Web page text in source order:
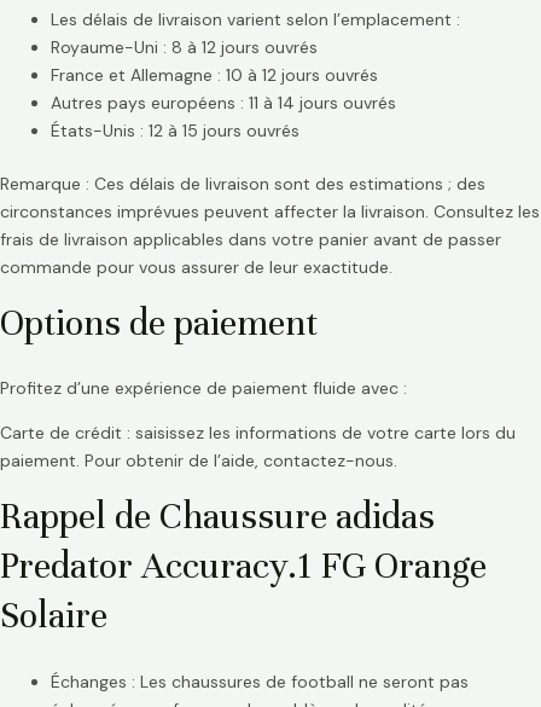
Les délais de livraison varient selon l’emplacement :
Royaume-Uni : 8 à 12 jours ouvrés
France et Allemagne : 10 à 12 jours ouvrés
Autres pays européens : 11 à 14 jours ouvrés
États-Unis : 12 à 15 jours ouvrés
Remarque : Ces délais de livraison sont des estimations ; des
circonstances imprévues peuvent affecter la livraison. Consultez les
frais de livraison applicables dans votre panier avant de passer
commande pour vous assurer de leur exactitude.
Options de paiement
Profitez d’une expérience de paiement fluide avec :
Carte de crédit : saisissez les informations de votre carte lors du
paiement. Pour obtenir de l’aide, contactez-nous.
Rappel de Chaussure adidas
Predator Accuracy.1 FG Orange
Solaire
Échanges : Les chaussures de football ne seront pas